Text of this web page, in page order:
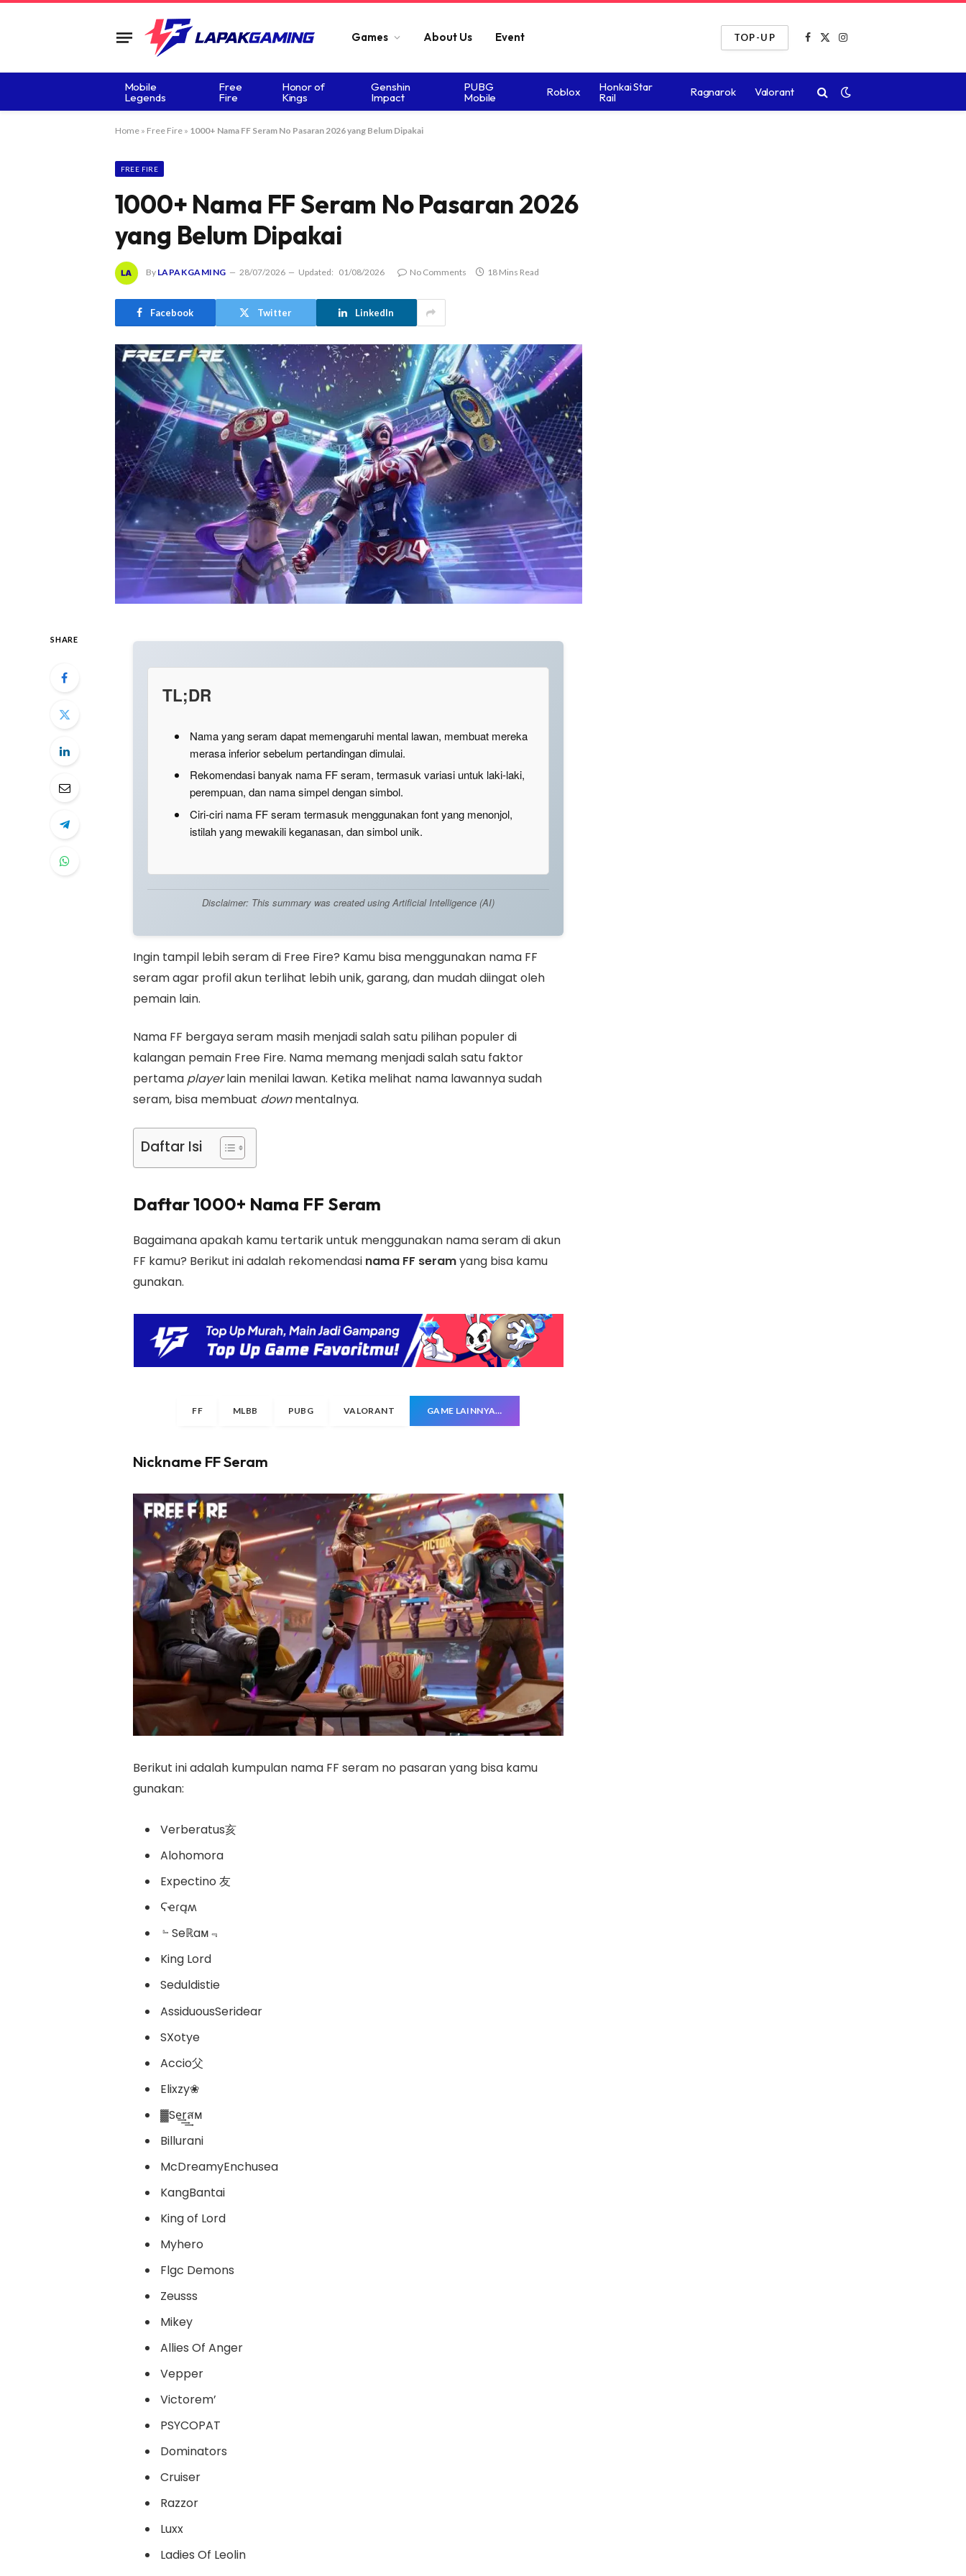
Games About Us Event TOP-UP
Facebook
X
Instagram
Mobile
Legends
Free
Fire
Honor of
Kings
Genshin
Impact
PUBG
Mobile Roblox Honkai Star
Rail Ragnarok Valorant
Home» Free Fire» 1000+ Nama FF Seram No Pasaran 2026 yang Belum Dipakai
FREE FIRE
1000+ Nama FF Seram No Pasaran 2026
yang Belum Dipakai
By LAPAKGAMING 28/07/2026 Updated: 01/08/2026 No Comments 18 Mins Read
Facebook Twitter LinkedIn
SHARE
TL;DR
Nama yang seram dapat memengaruhi mental lawan, membuat mereka
merasa inferior sebelum pertandingan dimulai.
Rekomendasi banyak nama FF seram, termasuk variasi untuk laki-laki,
perempuan, dan nama simpel dengan simbol.
Ciri-ciri nama FF seram termasuk menggunakan font yang menonjol,
istilah yang mewakili keganasan, dan simbol unik.
Disclaimer: This summary was created using Artificial Intelligence (AI)
Ingin tampil lebih seram di Free Fire? Kamu bisa menggunakan nama FF
seram agar profil akun terlihat lebih unik, garang, dan mudah diingat oleh
pemain lain.
Nama FF bergaya seram masih menjadi salah satu pilihan populer di
kalangan pemain Free Fire. Nama memang menjadi salah satu faktor
pertama playerlain menilai lawan. Ketika melihat nama lawannya sudah
seram, bisa membuat downmentalnya.
Daftar Isi
Daftar 1000+ Nama FF Seram
Bagaimana apakah kamu tertarik untuk menggunakan nama seram di akun
FF kamu? Berikut ini adalah rekomendasi nama FF seramyang bisa kamu
gunakan.
FF MLBB PUBG VALORANT GAME LAINNYA…
Nickname FF Seram
Berikut ini adalah kumpulan nama FF seram no pasaran yang bisa kamu
gunakan:
Verberatus亥
Alohomora
Expectino 友
Ϛҽɾąʍ
﹄Seℝaᴍ﹃
King Lord
Seduldistie
AssiduousSeridear
SXotye
Accio父
Elixzy❀
▓Se͢͢͢rสᴍ
Billurani
McDreamyEnchusea
KangBantai
King of Lord
Myhero
Flgc Demons
Zeusss
Mikey
Allies Of Anger
Vepper
Victorem’
PSYCOPAT
Dominators
Cruiser
Razzor
Luxx
Ladies Of Leolin